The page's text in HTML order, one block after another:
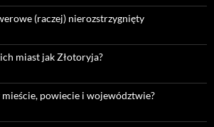
(raczej) nierozstrzygnięty
miast jak Złotoryja?
powiecie i województwie?